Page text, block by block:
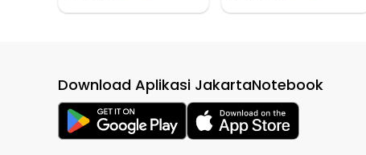
Download Aplikasi JakartaNotebook